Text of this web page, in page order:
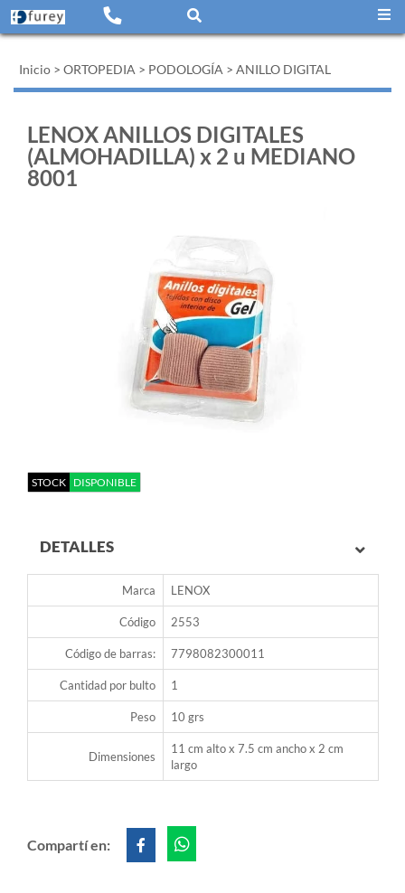
Inicio > ORTOPEDIA > PODOLOGÍA > ANILLO DIGITAL
LENOX ANILLOS DIGITALES
(ALMOHADILLA) x 2 u MEDIANO
8001
STOCK DISPONIBLE
DETALLES
Marca LENOX
Código 2553
Código de barras: 7798082300011
Cantidad por bulto 1
Peso 10 grs
Dimensiones
11 cm alto x 7.5 cm ancho x 2 cm
largo
Compartí en: